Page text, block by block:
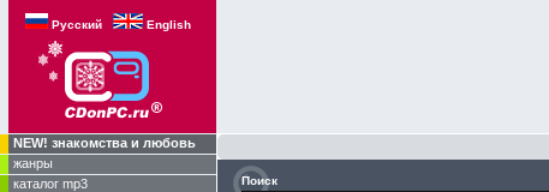
Русский English
NEW! знакомства и любовь
жанры
каталог mp3
Поиск